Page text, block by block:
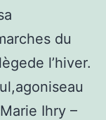
du
l’hiver.
Ihry –